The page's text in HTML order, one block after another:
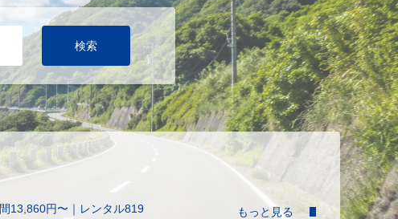
検索
13,860円〜｜レンタル819 もっと見る